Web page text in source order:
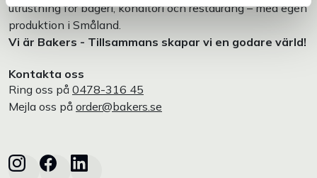
utrustning för bageri, konditori och restaurang – med egen
produktion i Småland.
Vi är Bakers - Tillsammans skapar vi en godare värld!
Kontakta oss
Ring oss på 0478-316 45
Mejla oss på order@bakers.se